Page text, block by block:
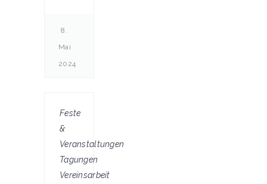
8.
Mai
2024
Feste
&
Veranstaltungen
Tagungen
Vereinsarbeit